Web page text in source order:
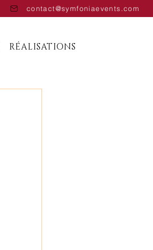
contact@symfoniaevents.com
RÉALISATIONS